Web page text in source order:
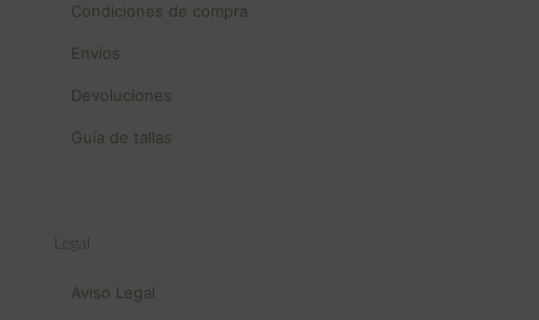
Condiciones de compra
Envíos
Devoluciones
Guía de tallas
Legal
Aviso Legal